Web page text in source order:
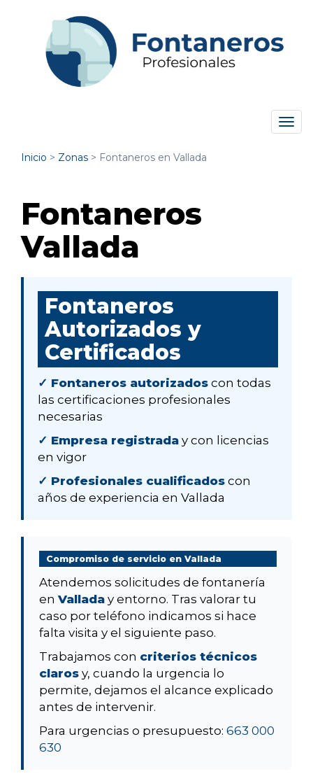
Inicio > Zonas > Fontaneros en Vallada
Fontaneros
Vallada
Fontaneros
Autorizados y
Certificados
✓ Fontaneros autorizados con todas
las certificaciones profesionales
necesarias
✓ Empresa registrada y con licencias
en vigor
✓ Profesionales cualificados con
años de experiencia en Vallada
Compromiso de servicio en Vallada
Atendemos solicitudes de fontanería
en Vallada y entorno. Tras valorar tu
caso por teléfono indicamos si hace
falta visita y el siguiente paso.
Trabajamos con criterios técnicos
claros y, cuando la urgencia lo
permite, dejamos el alcance explicado
antes de intervenir.
Para urgencias o presupuesto: 663 000
630